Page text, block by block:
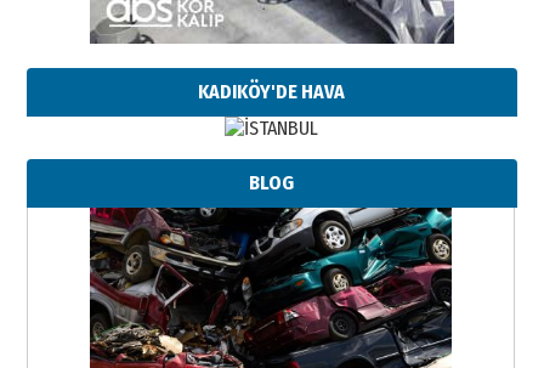
KADIKÖY'DE HAVA
BLOG